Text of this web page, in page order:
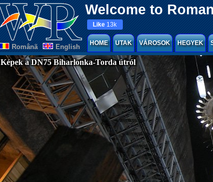
Welcome to
Românã English
Like 13k
HOME UTAK VÁROSOK HEGYEK
Képek a DN75 Biharlonka-Torda útról